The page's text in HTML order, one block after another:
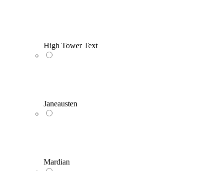
High Tower Text
Janeausten
Mardian